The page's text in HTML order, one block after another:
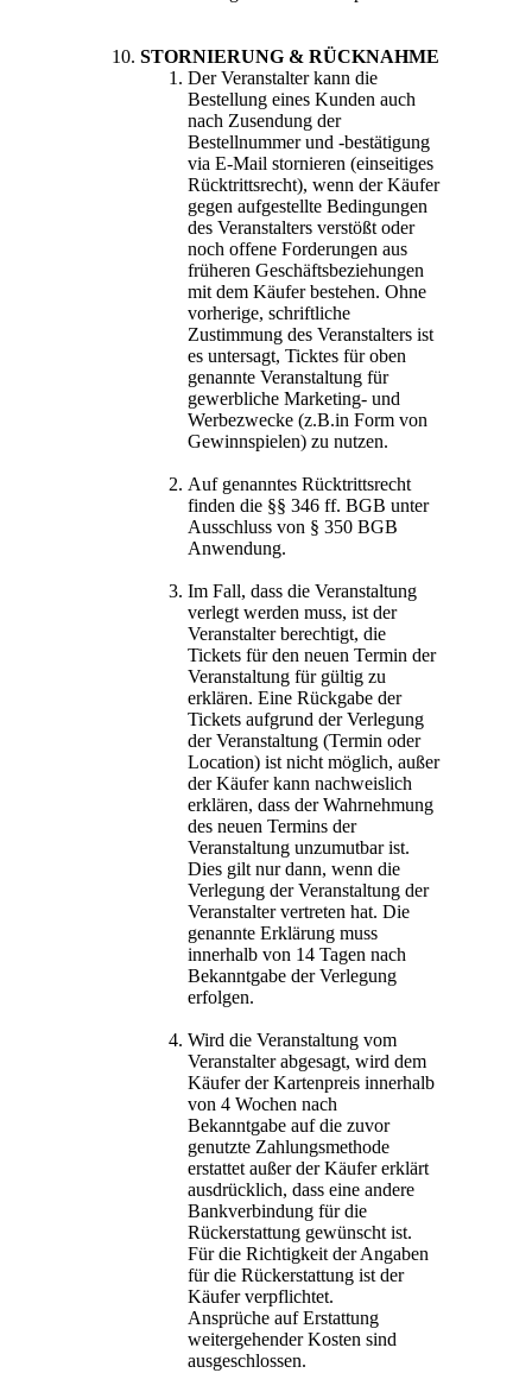
STORNIERUNG & RÜCKNAHME
Der Veranstalter kann die
Bestellung eines Kunden auch
nach Zusendung der
Bestellnummer und -bestätigung
via E-Mail stornieren (einseitiges
Rücktrittsrecht), wenn der Käufer
gegen aufgestellte Bedingungen
des Veranstalters verstößt oder
noch offene Forderungen aus
früheren Geschäftsbeziehungen
mit dem Käufer bestehen. Ohne
vorherige, schriftliche
Zustimmung des Veranstalters ist
es untersagt, Ticktes für oben
genannte Veranstaltung für
gewerbliche Marketing- und
Werbezwecke (z.B.in Form von
Gewinnspielen) zu nutzen.
Auf genanntes Rücktrittsrecht
finden die §§ 346 ff. BGB unter
Ausschluss von § 350 BGB
Anwendung.
Im Fall, dass die Veranstaltung
verlegt werden muss, ist der
Veranstalter berechtigt, die
Tickets für den neuen Termin der
Veranstaltung für gültig zu
erklären. Eine Rückgabe der
Tickets aufgrund der Verlegung
der Veranstaltung (Termin oder
Location) ist nicht möglich, außer
der Käufer kann nachweislich
erklären, dass der Wahrnehmung
des neuen Termins der
Veranstaltung unzumutbar ist.
Dies gilt nur dann, wenn die
Verlegung der Veranstaltung der
Veranstalter vertreten hat. Die
genannte Erklärung muss
innerhalb von 14 Tagen nach
Bekanntgabe der Verlegung
erfolgen.
Wird die Veranstaltung vom
Veranstalter abgesagt, wird dem
Käufer der Kartenpreis innerhalb
von 4 Wochen nach
Bekanntgabe auf die zuvor
genutzte Zahlungsmethode
erstattet außer der Käufer erklärt
ausdrücklich, dass eine andere
Bankverbindung für die
Rückerstattung gewünscht ist.
Für die Richtigkeit der Angaben
für die Rückerstattung ist der
Käufer verpflichtet.
Ansprüche auf Erstattung
weitergehender Kosten sind
ausgeschlossen.